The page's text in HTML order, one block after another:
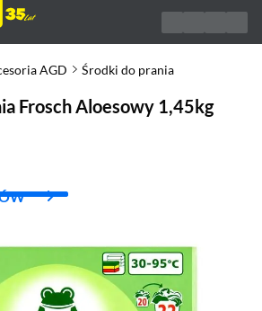
AGD Środki do prania
Frosch Aloesowy 1,45kg